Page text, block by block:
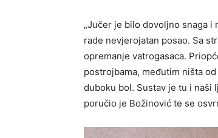
„Jučer je bilo dovoljno snaga
rade nevjerojatan posao. Sa
opremanje vatrogasaca.
postrojbama, međutim ništa
duboku bol. Sustav je tu i naši
poručio je Božinović te se